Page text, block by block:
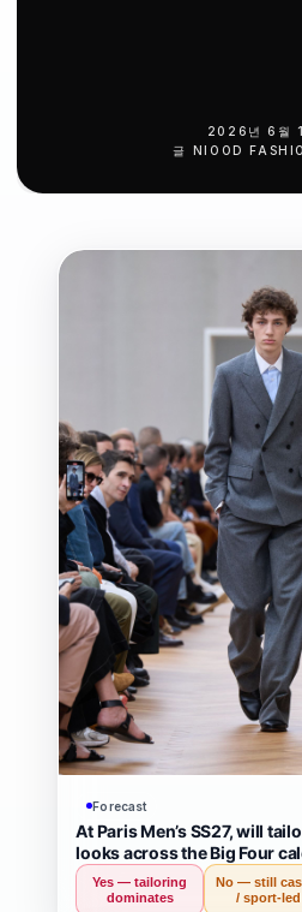
드
대
위
스
틸
트
위
의
디
자
랜
드
2026년 6월
글
NIOOD
Forecast
At Paris Men’s SS27, will
looks across the Big Four
Yes — tailoring
dominates
No — still
/ sport-led